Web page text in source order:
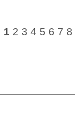
1 2 3 4 5 6 7 8